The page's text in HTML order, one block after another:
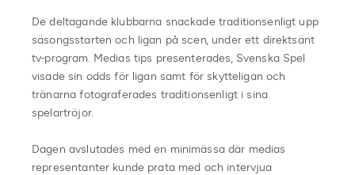
De deltagande klubbarna snackade traditionsenligt upp
säsongsstarten och ligan på scen, under ett direktsänt
tv-program. Medias tips presenterades, Svenska Spel
visade sin odds för ligan samt för skytteligan och
tränarna fotograferades traditionsenligt i sina
spelartröjor.
Dagen avslutades med en minimässa där medias
representanter kunde prata med och intervjua